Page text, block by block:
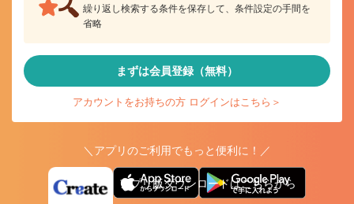
繰り返し検索する条件を保存して、条件設定の手間を
省略
まずは会員登録（無料）
アカウントをお持ちの方 ログインはこちら＞
＼アプリのご利用でもっと便利に！／
アプリ版ダウンロードはこちらから